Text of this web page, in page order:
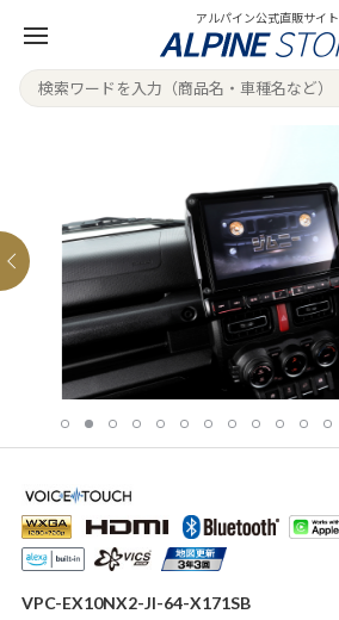
アルパイン公式直販サイト
VPC-EX10NX2-JI-64-X171SB